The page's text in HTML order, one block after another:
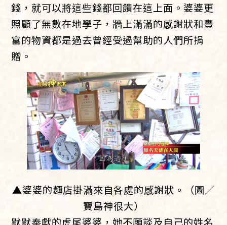
錢，就可以將這些錢都回饋在這上面。婆婆更
照顧了無數在地學子，牆上滿滿的感謝狀和豐
富的物資都是過去曾經受過幫助的人們所捐
贈。
▲婆婆的麵店掛滿來自各處的感謝狀。（圖／
寶島神很大）
默默奉獻的虎尾婆婆，她不願談及自己的姓名